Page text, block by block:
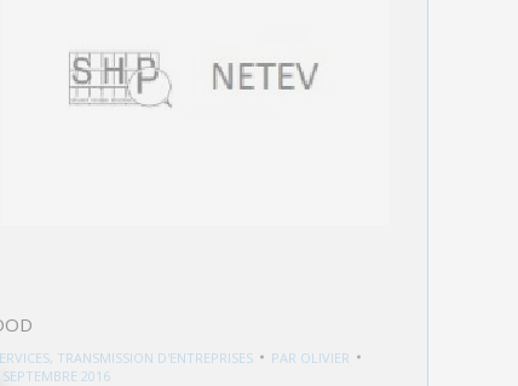
, TRANSMISSION D'ENTREPRISES PAR OLIVIER
SEPTEMBRE 2016